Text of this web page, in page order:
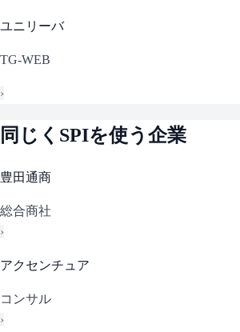
ユニリーバ
TG-WEB
›
同じく SPIを使う企業
豊田通商
総合商社
›
アクセンチュア
コンサル
›